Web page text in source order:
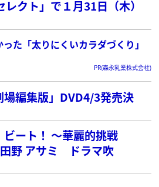
クト」で１月31日（木）
た「太りにくいカラダづくり」
PR(森永乳業株式会社)
場編集版」DVD4/3発売決
ビート！ ～華麗的挑戦
野 アサミ ドラマ吹